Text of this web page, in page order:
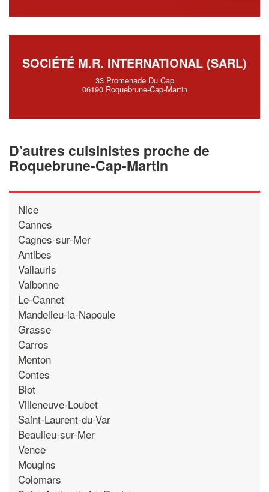
SOCIÉTÉ M.R. INTERNATIONAL (SARL)
33 Promenade Du Cap
06190 Roquebrune-Cap-Martin
D’autres cuisinistes proche de
Roquebrune-Cap-Martin
Nice
Cannes
Cagnes-sur-Mer
Antibes
Vallauris
Valbonne
Le-Cannet
Mandelieu-la-Napoule
Grasse
Carros
Menton
Contes
Biot
Villeneuve-Loubet
Saint-Laurent-du-Var
Beaulieu-sur-Mer
Vence
Mougins
Colomars